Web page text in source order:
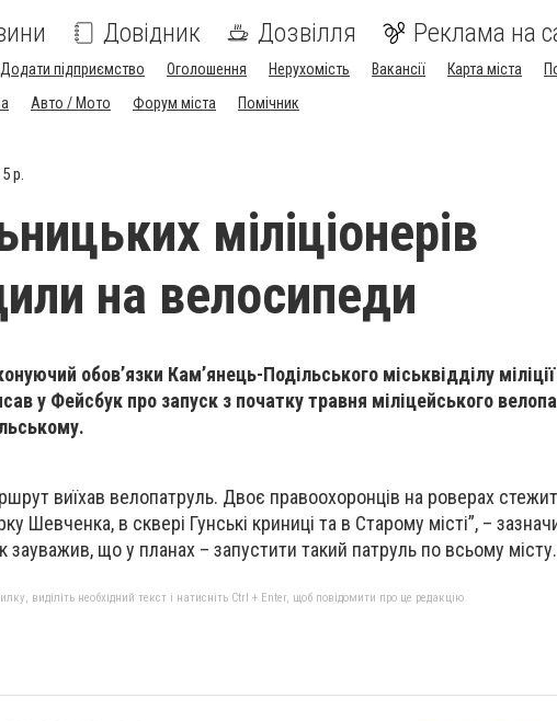
Довідник Дозвілля Реклама на
Додати підприємство Оголошення Нерухомість Вакансії Карта міста
Авто / Мото Форум міста Помічник
р.
міліціонерів
на велосипеди
обов’язки Кам’янець-Подільського міськвідділу
у Фейсбук про запуск з початку травня міліцейського
виїхав велопатруль. Двоє правоохоронців на роверах
Шевченка, в сквері Гунські криниці та в Старому місті”, –
зауважив, що у планах – запустити такий патруль по всьому місту.
виділіть необхідний текст і натисніть Ctrl + Enter, щоб повідомити про це редакцію